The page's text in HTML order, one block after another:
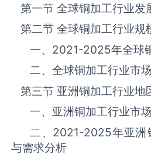
第一节 全球‌‌‌‌‌‌‌铜加工‌‌‌‌‌‌‌‌‌‌‌‌‌‌‌‌‌‌‌行业发
第二节 全球‌‌‌‌‌‌‌铜加工‌‌‌‌‌‌‌‌‌‌‌‌‌‌‌‌‌‌‌行业规
一、 2021-2025年全球‌‌‌‌‌‌‌
二、全球‌‌‌‌‌‌‌铜加工‌‌‌‌‌‌‌‌‌‌‌‌‌‌‌‌‌‌‌行业市
第三节 亚洲‌‌‌‌‌‌‌铜加工‌‌‌‌‌‌‌‌‌‌‌‌‌‌‌‌‌‌‌行业地
一、亚洲‌‌‌‌‌‌‌铜加工‌‌‌‌‌‌‌‌‌‌‌‌‌‌‌‌‌‌‌行业市
二、 2021-2025年亚洲‌‌‌‌‌‌‌
与需求分析